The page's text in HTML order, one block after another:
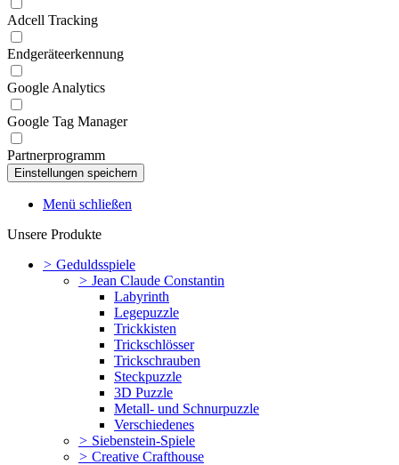
Adcell Tracking
Endgeräteerkennung
Google Analytics
Google Tag Manager
Partnerprogramm
Menü schließen
Unsere Produkte
> Geduldsspiele
> Jean Claude Constantin
Labyrinth
Legepuzzle
Trickkisten
Trickschlösser
Trickschrauben
Steckpuzzle
3D Puzzle
Metall- und Schnurpuzzle
Verschiedenes
> Siebenstein-Spiele
> Creative Crafthouse